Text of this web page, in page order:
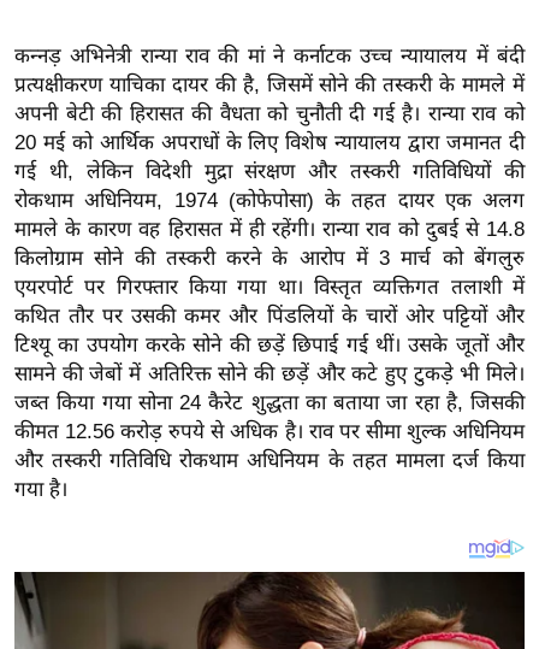
त
वि
शे
ष
ज्ञ
रा
य
ब
ज
ट
खे
ल
क्रि
के
I
P
L
कन्नड़ अभिनेत्री रान्या राव की मां ने कर्नाटक उच्च न्यायालय में बंदी
प्रत्यक्षीकरण याचिका दायर की है, जिसमें सोने की तस्करी के मामले में
अपनी बेटी की हिरासत की वैधता को चुनौती दी गई है। रान्या राव को
20 मई को आर्थिक अपराधों के लिए विशेष न्यायालय द्वारा जमानत दी
गई थी, लेकिन विदेशी मुद्रा संरक्षण और तस्करी गतिविधियों की
रोकथाम अधिनियम, 1974 (कोफेपोसा) के तहत दायर एक अलग
मामले के कारण वह हिरासत में ही रहेंगी। रान्या राव को दुबई से 14.8
किलोग्राम सोने की तस्करी करने के आरोप में 3 मार्च को बेंगलुरु
एयरपोर्ट पर गिरफ्तार किया गया था। विस्तृत व्यक्तिगत तलाशी में
कथित तौर पर उसकी कमर और पिंडलियों के चारों ओर पट्टियों और
टिश्यू का उपयोग करके सोने की छड़ें छिपाई गई थीं। उसके जूतों और
सामने की जेबों में अतिरिक्त सोने की छड़ें और कटे हुए टुकड़े भी मिले।
जब्त किया गया सोना 24 कैरेट शुद्धता का बताया जा रहा है, जिसकी
कीमत 12.56 करोड़ रुपये से अधिक है। राव पर सीमा शुल्क अधिनियम
और तस्करी गतिविधि रोकथाम अधिनियम के तहत मामला दर्ज किया
गया है।